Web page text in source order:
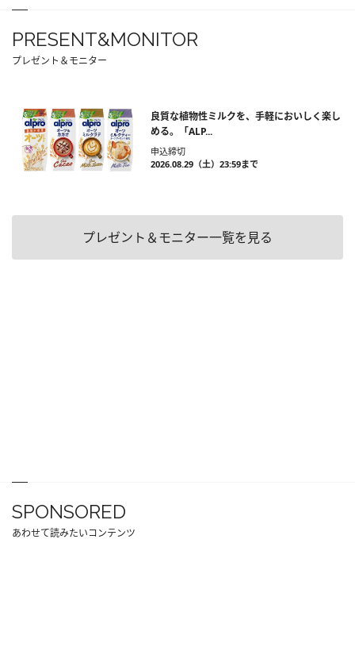
PRESENT&MONITOR
プレゼント＆モニター
良質な植物性ミルクを、手軽においしく楽し
める。「ALP...
申込締切
2026.08.29（土）23:59まで
プレゼント＆モニター一覧を見る
SPONSORED
あわせて読みたいコンテンツ